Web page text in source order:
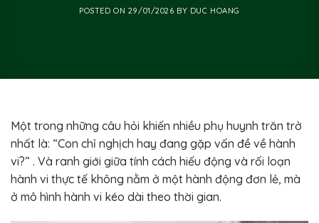
POSTED ON 29/01/2026 BY DUC HOANG
Một trong những câu hỏi khiến nhiều phụ huynh trăn trở
nhất là: “Con chỉ nghịch hay đang gặp vấn đề về hành
vi?” . Và ranh giới giữa tính cách hiếu động và rối loạn
hành vi thực tế không nằm ở một hành động đơn lẻ, mà
ở mô hình hành vi kéo dài theo thời gian.